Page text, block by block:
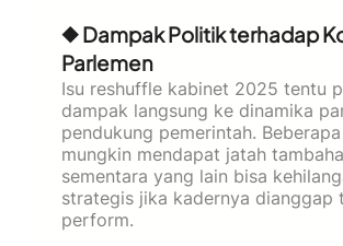
◆ Dampak Politik terhadap
Parlemen
Isu reshuffle kabinet 2025 tentu
dampak langsung ke dinamika
pendukung pemerintah.
mungkin mendapat jatah
sementara yang lain bisa
strategis jika kadernya dianggap
perform.